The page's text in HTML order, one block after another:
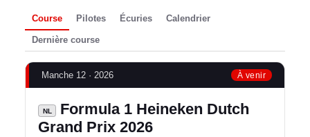
Course Pilotes Écuries Calendrier
Dernière course
Manche 12 · 2026 À venir
NL
Formula 1 Heineken Dutch
Grand Prix 2026